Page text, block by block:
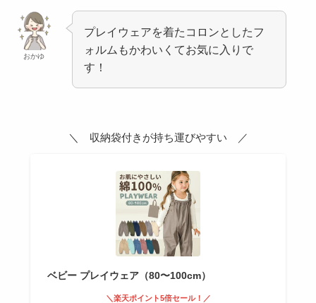
おかゆ
プレイウェアを着たコロンとしたフ
ォルムもかわいくてお気に入りで
す！
＼ 収納袋付きが持ち運びやすい ／
ベビー プレイウェア（80〜100cm）
＼楽天ポイント5倍セール！／